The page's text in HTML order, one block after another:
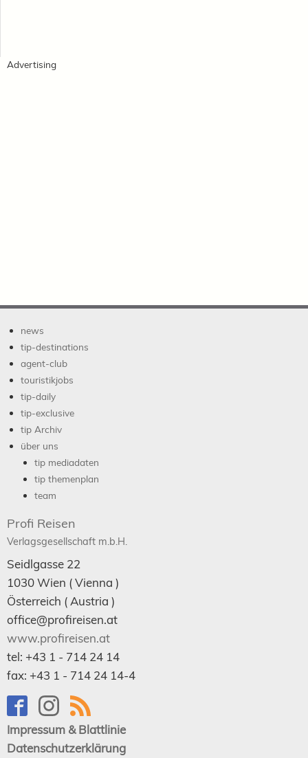
Advertising
news
tip-destinations
agent-club
touristikjobs
tip-daily
tip-exclusive
tip Archiv
über uns
tip mediadaten
tip themenplan
team
Profi Reisen
Verlagsgesellschaft m.b.H.
Seidlgasse 22
1030Wien ( Vienna )
Österreich ( Austria )
office@profireisen.at
www.profireisen.at
tel: +43 1 - 714 24 14
fax: +43 1 - 714 24 14-4
Impressum & Blattlinie
Datenschutzerklärung